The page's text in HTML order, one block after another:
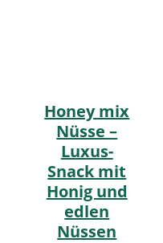
Honey mix
Nüsse –
Luxus-
Snack mit
Honig und
edlen
Nüssen